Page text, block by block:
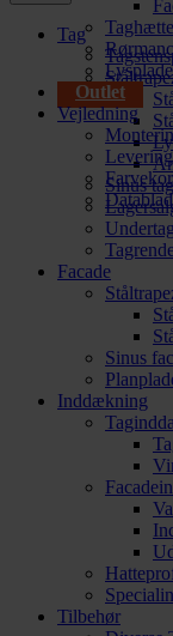
Outlet
Vejledning
Tag
Sinus
Undertag
Facade
Sinus
Inddækning
Tilbehør